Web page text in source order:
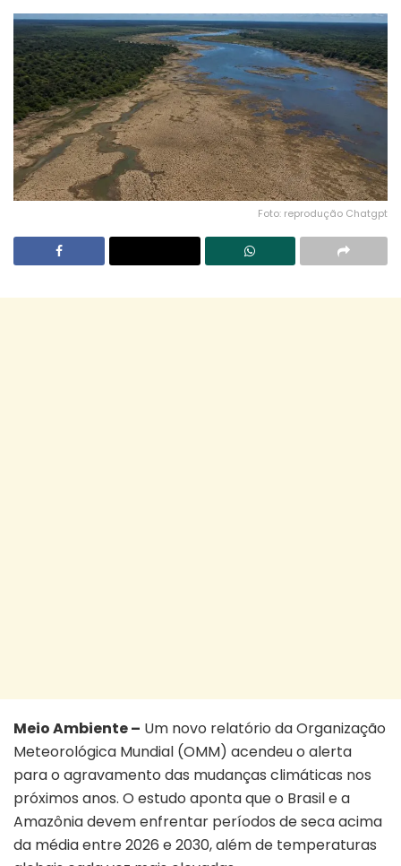
Foto: reprodução Chatgpt
Meio Ambiente – Um novo relatório da Organização
Meteorológica Mundial (OMM) acendeu o alerta
para o agravamento das mudanças climáticas nos
próximos anos. O estudo aponta que o Brasil e a
Amazônia devem enfrentar períodos de seca acima
da média entre 2026 e 2030, além de temperaturas